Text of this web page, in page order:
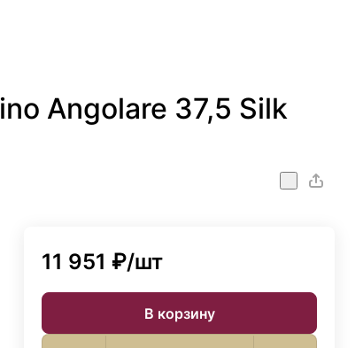
Angolare 37,5 Silk
11 951 ₽/шт
В корзину